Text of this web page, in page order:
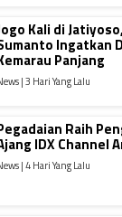
Kali di
Ingatkan
Panjang
| 3 Hari Yang Lalu
Raih
IDX Channel
| 4 Hari Yang Lalu